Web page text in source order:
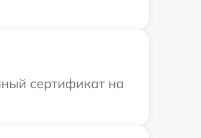
сертификат на